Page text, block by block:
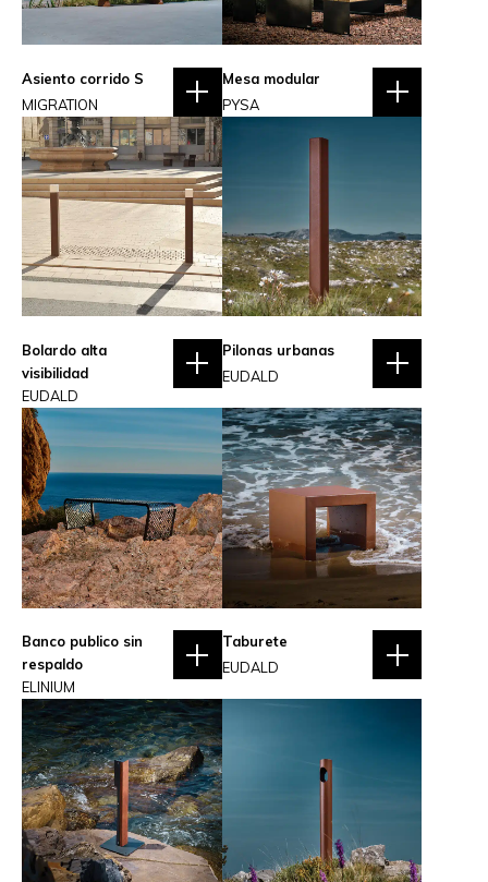
Asiento corrido S
MIGRATION
Mesa modular
PYSA
Bolardo alta
visibilidad
EUDALD
Pilonas urbanas
EUDALD
Banco publico sin
respaldo
ELINIUM
Taburete
EUDALD